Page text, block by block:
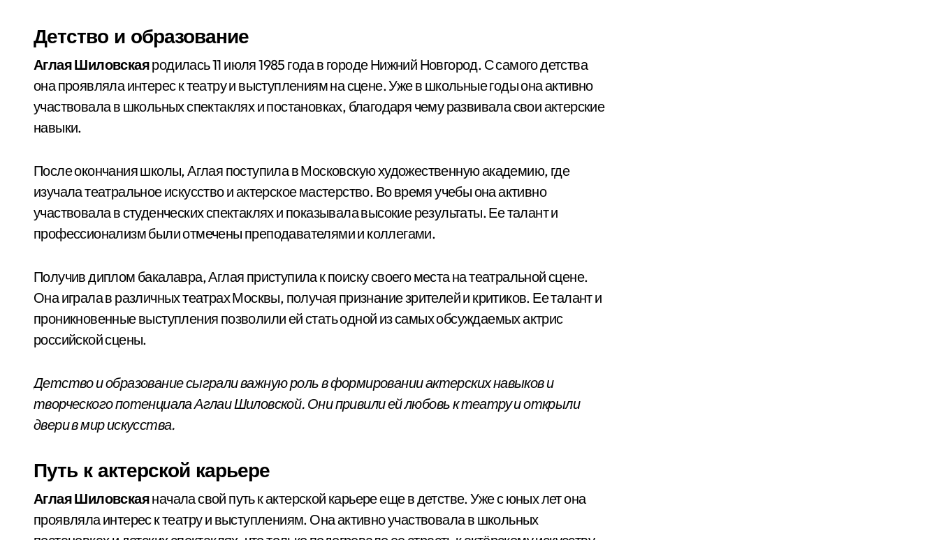
Детство и образование
Аглая Шиловскаяродилась 11 июля 1985 года в городе Нижний Новгород. С самого детства
она проявляла интерес к театру и выступлениям на сцене. Уже в школьные годы она активно
участвовала в школьных спектаклях и постановках, благодаря чему развивала свои актерские
навыки.
После окончания школы, Аглая поступила в Московскую художественную академию, где
изучала театральное искусство и актерское мастерство. Во время учебы она активно
участвовала в студенческих спектаклях и показывала высокие результаты. Ее талант и
профессионализм были отмечены преподавателями и коллегами.
Получив диплом бакалавра, Аглая приступила к поиску своего места на театральной сцене.
Она играла в различных театрах Москвы, получая признание зрителей и критиков. Ее талант и
проникновенные выступления позволили ей стать одной из самых обсуждаемых актрис
российской сцены.
Детство и образование сыграли важную роль в формировании актерских навыков и
творческого потенциала Аглаи Шиловской. Они привили ей любовь к театру и открыли
двери в мир искусства.
Путь к актерской карьере
Аглая Шиловскаяначала свой путь к актерской карьере еще в детстве. Уже с юных лет она
проявляла интерес к театру и выступлениям. Она активно участвовала в школьных